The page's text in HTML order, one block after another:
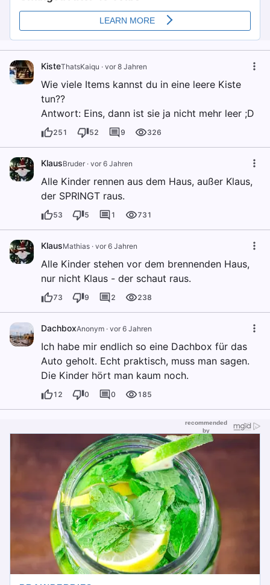
KisteThatsKaiqu · vor 8 Jahren
Wie viele Items kannst du in eine leere Kiste
tun??
Antwort: Eins, dann ist sie ja nicht mehr leer ;D
251 52 9 326
KlausBruder · vor 6 Jahren
Alle Kinder rennen aus dem Haus, außer Klaus,
der SPRINGT raus.
53 5 1 731
KlausMathias · vor 6 Jahren
Alle Kinder stehen vor dem brennenden Haus,
nur nicht Klaus - der schaut raus.
73 9 2 238
DachboxAnonym · vor 6 Jahren
Ich habe mir endlich so eine Dachbox für das
Auto geholt. Echt praktisch, muss man sagen.
Die Kinder hört man kaum noch.
12 0 0 185